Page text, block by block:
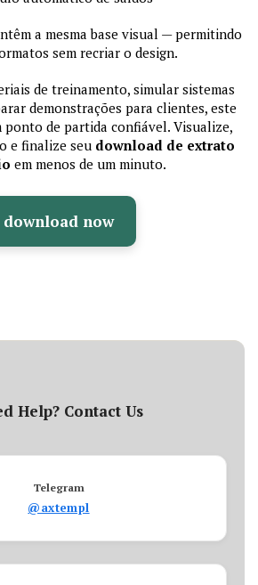
a mesma base visual — permitindo
sem recriar o design.
de treinamento, simular sistemas
demonstrações para clientes, este
ponto de partida confiável. Visualize,
e finalize seu download de extrato
em menos de um minuto.
download now
Help? Contact Us
Telegram
@axtempl